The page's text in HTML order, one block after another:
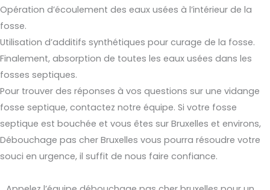
Opération d’écoulement des eaux usées à l’intérieur de la
fosse.
Utilisation d’additifs synthétiques pour curage de la fosse.
Finalement, absorption de toutes les eaux usées dans les
fosses septiques.
Pour trouver des réponses à vos questions sur une vidange
fosse septique, contactez notre équipe. Si votre fosse
septique est bouchée et vous êtes sur Bruxelles et environs,
Débouchage pas cher Bruxelles vous pourra résoudre votre
souci en urgence, il suffit de nous faire confiance.